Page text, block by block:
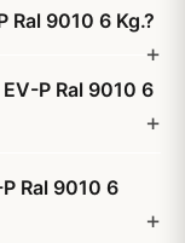
9010 6 Kg.?
P Ral 9010 6
Ral 9010 6